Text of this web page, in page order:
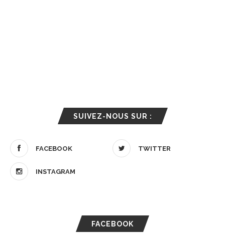
SUIVEZ-NOUS SUR :
FACEBOOK TWITTER
INSTAGRAM
FACEBOOK